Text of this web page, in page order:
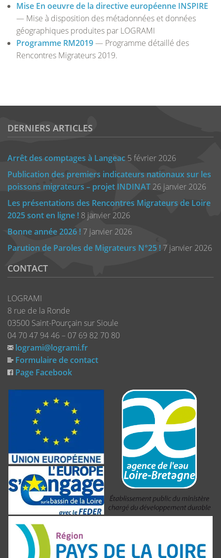
Mise En oeuvre de la directive européenne INSPIRE
— Mise à disposition des métadonnées et données
géographiques produites par LOGRAMI
Programme RM2019 — Programme détaillé des
Rencontres Migrateurs 2019.
DERNIERS ARTICLES
Arrêt des comptages à Langeac 5 février 2026
Publication des premiers indicateurs nationaux sur les
poissons migrateurs – projet INDINAT 26 janvier 2026
Les présentations des Rencontres Migrateurs de Loire
2025 sont en ligne ! 8 janvier 2026
Bonne année 2026 ! 7 janvier 2026
Parution de Paroles de Migrateurs N°25 ! 7 janvier 2026
CONTACT
LOGRAMI
8 rue de la Ronde
03500 Saint-Pourçain sur Sioule
04 70 47 94 46 – 07 69 82 70 80
logrami@logrami.fr
Formulaire de contact
Page Facebook